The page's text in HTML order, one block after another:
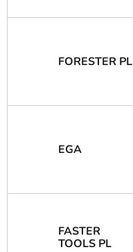
FORESTER PL
EGA
FASTER
TOOLS PL